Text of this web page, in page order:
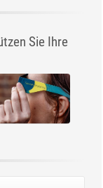
Sie Ihre